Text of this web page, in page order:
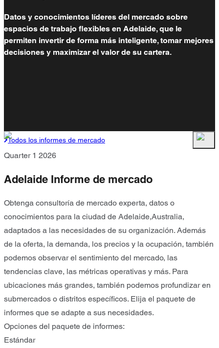
Datos y conocimientos líderes del mercado sobre
espacios de trabajo flexibles en Adelaide, que le
permiten invertir de forma más inteligente, tomar mejores
decisiones y maximizar el valor de su cartera.
Todos los informes de mercado
Quarter 1 2026
Adelaide Informe de mercado
Obtenga consultoría de mercado experta, datos o
conocimientos para la ciudad de Adelaide,Australia,
adaptados a las necesidades de su organización. Además
de la oferta, la demanda, los precios y la ocupación, también
podemos observar el sentimiento del mercado, las
tendencias clave, las métricas operativas y más. Para
ubicaciones más grandes, también podemos profundizar en
submercados o distritos específicos. Elija el paquete de
informes que se adapte a sus necesidades.
Opciones del paquete de informes:
Estándar